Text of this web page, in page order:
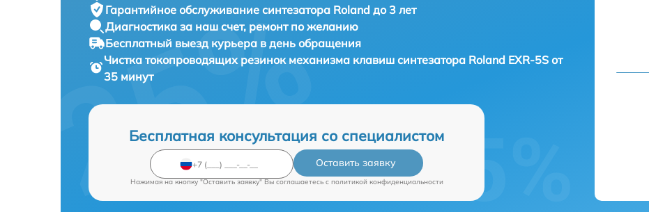
Гарантийное обслуживание синтезатора Roland до 3 лет
Диагностика за наш счет, ремонт по желанию
Бесплатный выезд курьера в день обращения
Чистка токопроводящих резинок механизма клавиш синтезатора Roland EXR-5S от
35 минут
Бесплатная консультация со специалистом
Оставить заявку
Нажимая на кнопку "Оставить заявку" Вы соглашаетесь c политикой конфиденциальности